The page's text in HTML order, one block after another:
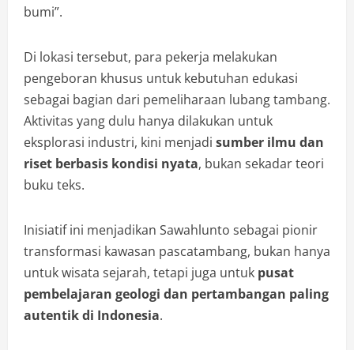
bumi”.
Di lokasi tersebut, para pekerja melakukan
pengeboran khusus untuk kebutuhan edukasi
sebagai bagian dari pemeliharaan lubang tambang.
Aktivitas yang dulu hanya dilakukan untuk
eksplorasi industri, kini menjadi sumber ilmu dan
riset berbasis kondisi nyata, bukan sekadar teori
buku teks.
Inisiatif ini menjadikan Sawahlunto sebagai pionir
transformasi kawasan pascatambang, bukan hanya
untuk wisata sejarah, tetapi juga untuk pusat
pembelajaran geologi dan pertambangan paling
autentik di Indonesia.